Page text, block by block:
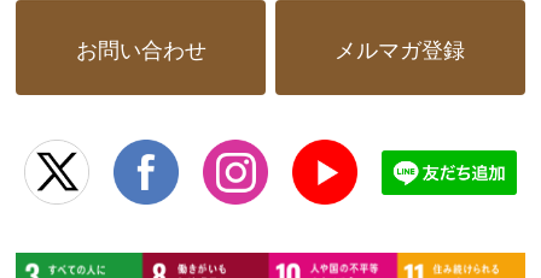
お問い合わせ メルマガ登録